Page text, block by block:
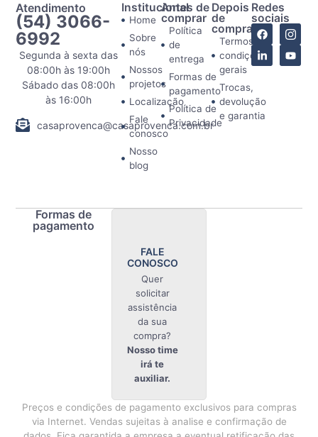
Atendimento
(54) 3066-
6992
Segunda à sexta das
08:00h às 19:00h
Sábado das 08:00h
às 16:00h
casaprovenca@casaprovenca.com.br
Institucional
Home
Sobre
nós
Nossos
projetos
Localização
Fale
conosco
Nosso
blog
Antes de
comprar
Política
de
entrega
Formas de
pagamento
Política de
Privacidade
Depois
de
comprar
Termos e
condições
gerais
Trocas,
devolução
e garantia
Redes
sociais
Formas de
pagamento
FALE
CONOSCO
Quer
solicitar
assistência
da sua
compra?
Nosso time
irá te
auxiliar.
Preços e condições de pagamento exclusivos para compras
via Internet. Vendas sujeitas à analise e confirmação de